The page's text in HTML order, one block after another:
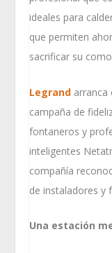
ideales para
que permiten
sacrificar su
Legrand arranca
campaña de
fontaneros y
inteligentes
compañía
de instaladores y
Una estación